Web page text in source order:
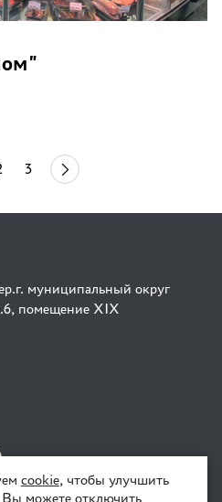
3
муниципальный округ
помещение XIX
cookie, чтобы улучшить
Вы можете отключить